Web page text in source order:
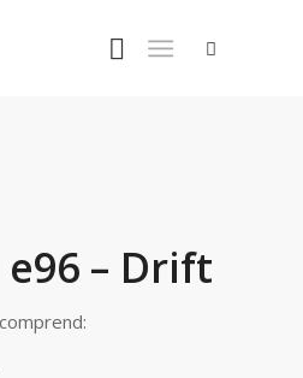
e96 – Drift